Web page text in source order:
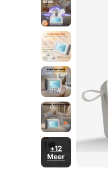
+12
Meer